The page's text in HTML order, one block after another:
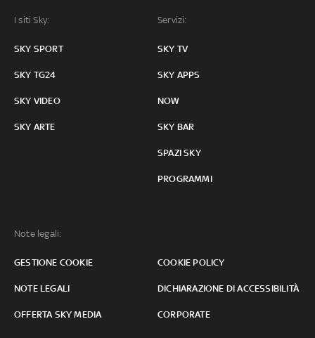
I siti Sky:
SKY SPORT
SKY TG24
SKY VIDEO
SKY ARTE
Servizi:
SKY TV
SKY APPS
NOW
SKY BAR
SPAZI SKY
PROGRAMMI
Note legali:
GESTIONE COOKIE COOKIE POLICY
NOTE LEGALI DICHIARAZIONE DI ACCESSIBILITÀ
OFFERTA SKY MEDIA CORPORATE